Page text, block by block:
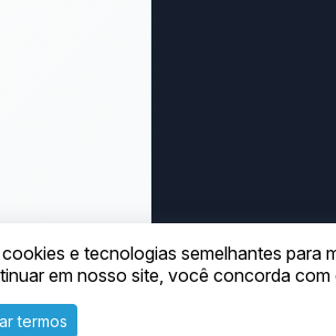
e tecnologias semelhantes para
em nosso site, você concorda com
termos